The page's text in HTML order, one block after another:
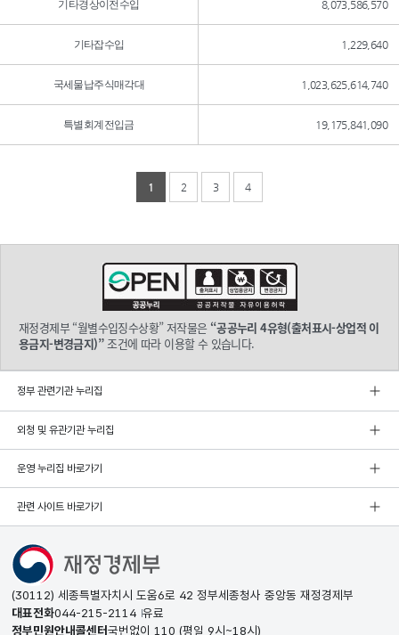
기타경상이전수입 8,073,586,570
기타잡수입 1,229,640
국세물납주식매각대 1,023,625,614,740
특별회계전입금 19,175,841,090
1 2 3 4
재정경제부 “월별수입징수상황” 저작물은 “공공누리 4유형(출처표시-상업적 이
용금지-변경금지)”조건에 따라 이용할 수 있습니다.
정부 관련기관 누리집
외청 및 유관기관 누리집
운영 누리집 바로가기
관련 사이트 바로가기
(30112) 세종특별자치시 도움6로 42 정부세종청사 중앙동 재정경제부
대표전화044-215-2114 유료
정부민원안내콜센터국번없이 110 (평일 9시~18시)